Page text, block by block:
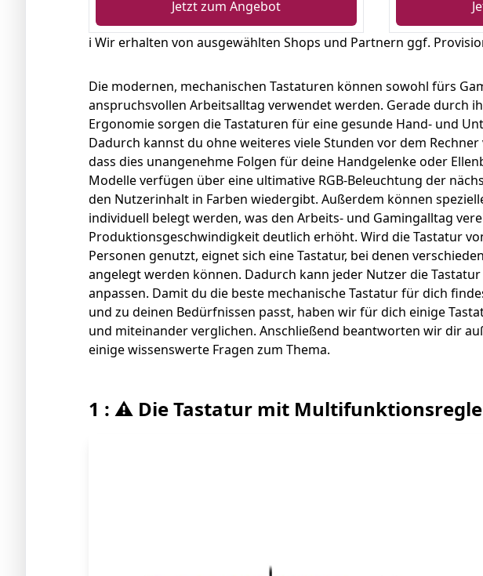
Jetzt zum Angebot
ℹ️ Wir erhalten von ausgewählten Shops und Partnern ggf.
Die modernen, mechanischen Tastaturen können sowohl fürs
anspruchsvollen Arbeitsalltag verwendet werden. Gerade durch
Ergonomie sorgen die Tastaturen für eine gesunde Hand- und
Dadurch kannst du ohne weiteres viele Stunden vor dem
dass dies unangenehme Folgen für deine Handgelenke oder
Modelle verfügen über eine ultimative RGB-Beleuchtung der
den Nutzerinhalt in Farben wiedergibt. Außerdem können
individuell belegt werden, was den Arbeits- und Gamingalltag
Produktionsgeschwindigkeit deutlich erhöht. Wird die Tastatur
Personen genutzt, eignet sich eine Tastatur, bei denen
angelegt werden können. Dadurch kann jeder Nutzer die
anpassen. Damit du die beste mechanische Tastatur für dich
und zu deinen Bedürfnissen passt, haben wir für dich einige
und miteinander verglichen. Anschließend beantworten wir dir
einige wissenswerte Fragen zum Thema.
1 : ⚠️ Die Tastatur mit